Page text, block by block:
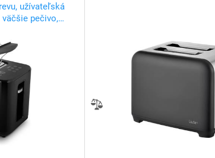
užívateľská
pečivo,